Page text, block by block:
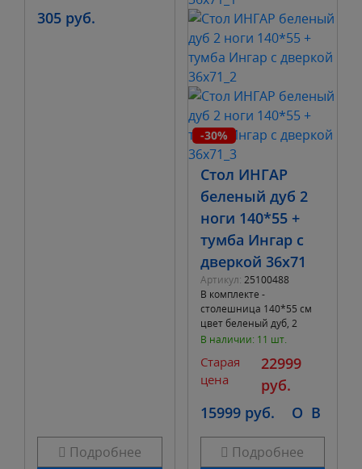
305 руб.
Подробнее
-30%
Стол ИНГАР
беленый дуб 2
ноги 140*55 +
тумба Ингар с
дверкой 36х71
Артикул: 25100488
В комплекте -
столешница 140*55 см
цвет беленый дуб, 2
металлические ноги
ИНГАР с дверкой белая.
В наличии: 11 шт.
Старая
цена
22999
руб.
15999 руб.
O B
Подробнее